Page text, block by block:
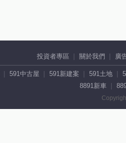
投資者專區 關於我們 廣
591中古屋 591新建案 591土地
8891新車